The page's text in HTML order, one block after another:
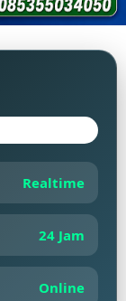
Realtime
24 Jam
Online